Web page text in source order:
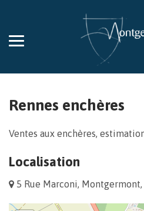
Aller
la
Rennes enchères
Ventes aux enchères,
Localisation
5 Rue Marconi, Montgermont,